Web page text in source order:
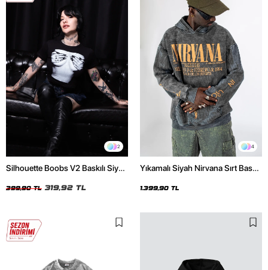
2
Silhouette Boobs V2 Baskılı Siyah
399,90 TL 319,92 TL
4
Yıkamalı Siyah Nirvana Sırt Baskılı
1.399,90 TL